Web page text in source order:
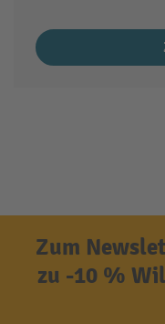
Zum
zu -10 %